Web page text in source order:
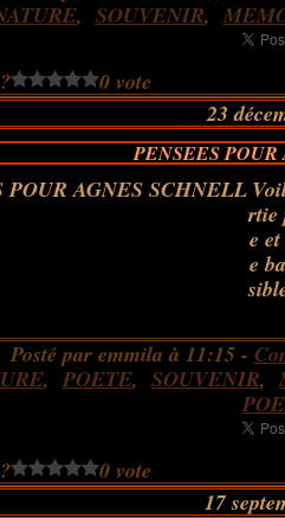
, SOUVENIR,
0 vote
23
PENSEES
rtie
e
e
Posté par emmila à 11:15 -
, POETE, SOUVENIR,
0 vote
17